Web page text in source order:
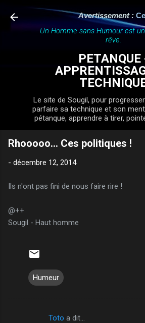
Accéder au contenu
Avertissement : Ce
Un Homme sans Humour est
rêve.
PETANQUE
Le site de Sougil, pour
parfaire sa technique et son
pétanque, apprendre à tirer,
Rhooooo... Ces politiques !
- décembre 12, 2014
Ils n'ont pas fini de nous faire rire !
@++
Sougil - Haut homme
Humeur
Toto a dit…